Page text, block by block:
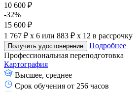
10 600 ₽
-32%
15 600 ₽
1 767 ₽ x 6 или 883 ₽ x 12 в рассрочку
Получить удостоверение
Подробнее
Профессиональная переподготовка
Картография
Высшее, среднее
Срок обучения от 256 часов